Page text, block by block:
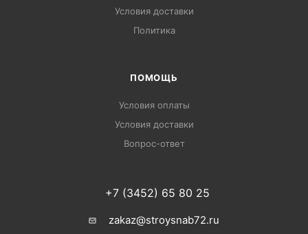
Условия доставки
Политика
ПОМОЩЬ
Условия оплаты
Условия доставки
Вопрос-ответ
+7 (3452) 65 80 25
zakaz@stroysnab72.ru